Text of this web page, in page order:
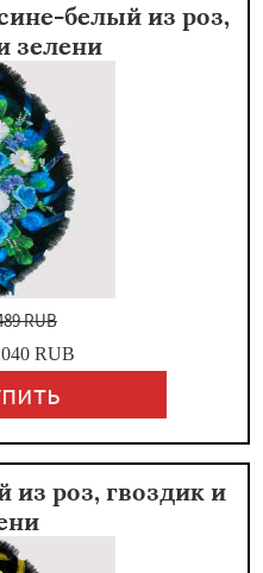
белый из роз,
зелени
RUB
RUB
роз, гвоздик и